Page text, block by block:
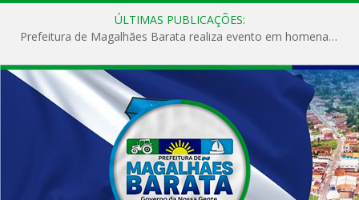
ÚLTIMAS PUBLICAÇÕES:
Prefeitura de Magalhães Barata realiza evento em homenagem ao Dia Internacional da Mulher